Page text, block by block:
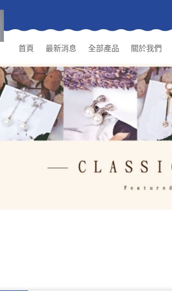
首頁 最新消息 全部產品 關於我們